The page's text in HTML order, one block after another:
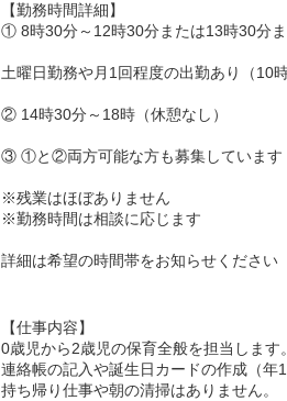
【勤務時間詳細】
① 8時30分～12時30分または13時30分ま
土曜日勤務や月1回程度の出勤あり（10
② 14時30分～18時（休憩なし）
③ ①と②両方可能な方も募集しています
※残業はほぼありません
※勤務時間は相談に応じます
詳細は希望の時間帯をお知らせください
【仕事内容】
0歳児から2歳児の保育全般を担当します。
連絡帳の記入や誕生日カードの作成（年
持ち帰り仕事や朝の清掃はありません。